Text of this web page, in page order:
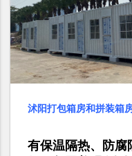
沭阳打包箱房和拼装箱
有保温隔热、防腐